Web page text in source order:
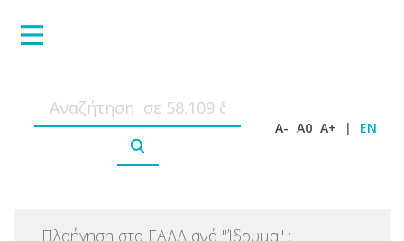
A- A0 A+ | EN
Πλοήγηση στο ΕΑΔΔ ανά "Ίδρυμα" :